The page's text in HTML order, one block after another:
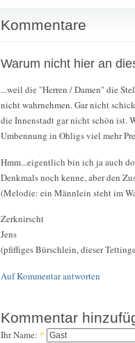
Kommentare
Warum nicht hier an
...weil die "Herren / Damen" die
nicht wahrnehmen. Gar nicht
die Innenstadt gar nicht schön ist.
Umbennung in Ohligs viel mehr
Hmm...eigentlich bin ich ja auch
Denkmals noch kenne, aber den
(Melodie: ein Männlein steht im
Zerknirscht
Jens
(pfiffiges Bürschlein, dieser
Auf Kommentar antworten
Kommentar
Ihr Name: *